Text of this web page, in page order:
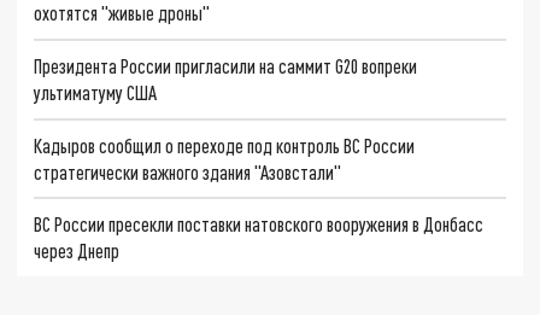
охотятся "живые дроны"
Президента России пригласили на саммит G20 вопреки
ультиматуму США
Кадыров сообщил о переходе под контроль ВС России
стратегически важного здания "Азовстали"
ВС России пресекли поставки натовского вооружения в Донбасс
через Днепр